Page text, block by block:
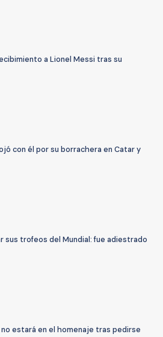
a Lionel Messi tras su
con él por su borrachera en Catar y
sus trofeos del Mundial: fue adiestrado
estará en el homenaje tras pedirse